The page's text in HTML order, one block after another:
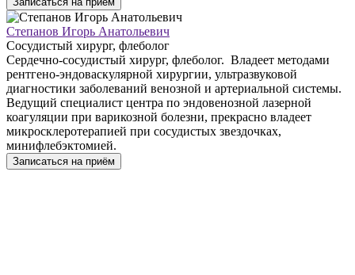
Степанов Игорь Анатольевич
Сосудистый хирург, флеболог
Сердечно-сосудистый хирург, флеболог. Владеет методами
рентгено-эндоваскулярной хирургии, ультразвуковой
диагностики заболеваний венозной и артериальной системы.
Ведущий специалист центра по эндовенозной лазерной
коагуляции при варикозной болезни, прекрасно владеет
микросклеротерапией при сосудистых звездочках,
минифлебэктомией.
Записаться на приём